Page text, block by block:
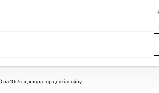
10г/год хлоратор для басейну